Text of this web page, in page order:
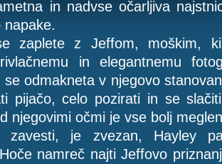
in nadvse očarljiva
napake.
zaplete z Jeffom, moškim,
in elegantnemu
se odmakneta v njegovo
pijačo, celo pozirati in se
njegovimi očmi je vse bolj
je zvezan, Hayley
namreč najti Jeffovo